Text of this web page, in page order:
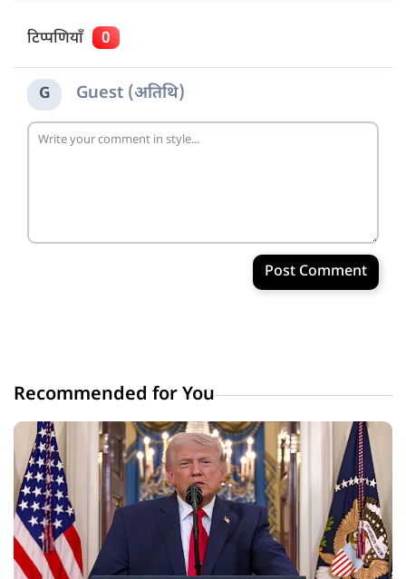
टिप्पणियाँ 0
G Guest (अतिथि)
Post Comment
Recommended for You